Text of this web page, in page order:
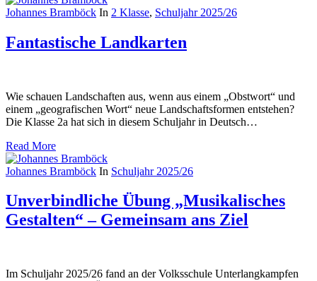
Johannes Bramböck In 2 Klasse, Schuljahr 2025/26
Fantastische Landkarten
Wie schauen Landschaften aus, wenn aus einem „Obstwort“ und
einem „geografischen Wort“ neue Landschaftsformen entstehen?
Die Klasse 2a hat sich in diesem Schuljahr in Deutsch…
Read More
Johannes Bramböck In Schuljahr 2025/26
Unverbindliche Übung „Musikalisches
Gestalten“ – Gemeinsam ans Ziel
Im Schuljahr 2025/26 fand an der Volksschule Unterlangkampfen